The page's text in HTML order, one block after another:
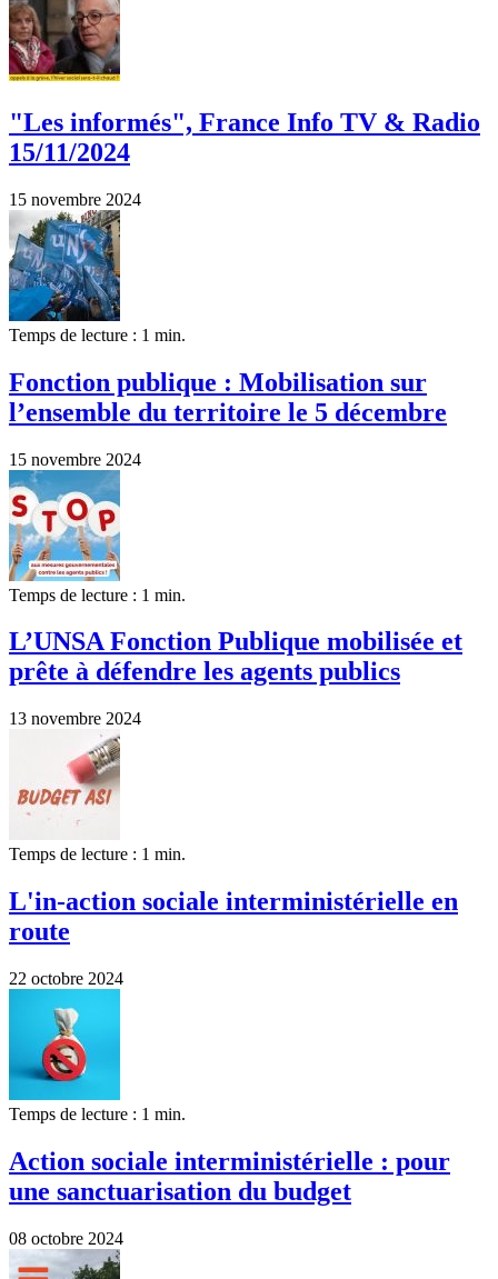
"Les informés", France Info TV & Radio
15/11/2024
15 novembre 2024
Temps de lecture : 1 min.
Fonction publique : Mobilisation sur
l’ensemble du territoire le 5 décembre
15 novembre 2024
Temps de lecture : 1 min.
L’UNSA Fonction Publique mobilisée et
prête à défendre les agents publics
13 novembre 2024
Temps de lecture : 1 min.
L'in-action sociale interministérielle en
route
22 octobre 2024
Temps de lecture : 1 min.
Action sociale interministérielle : pour
une sanctuarisation du budget
08 octobre 2024